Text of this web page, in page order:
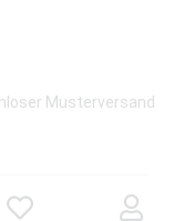
Musterversand